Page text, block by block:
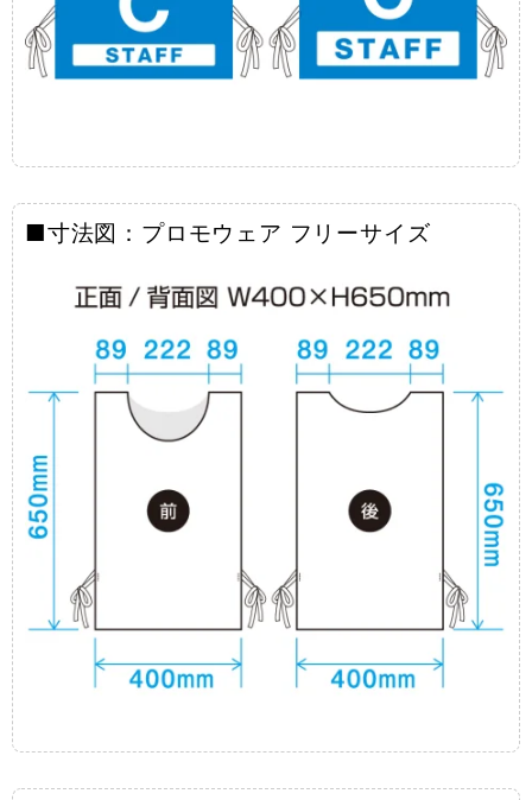
■寸法図：プロモウェア フリーサイズ